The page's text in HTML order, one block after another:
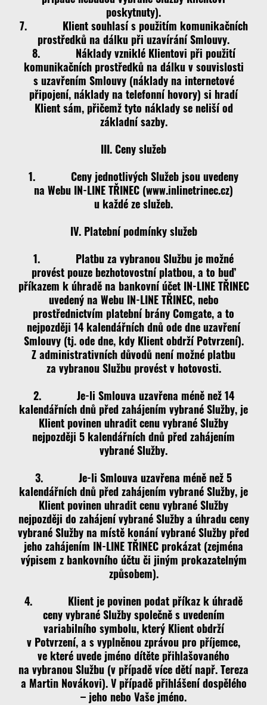
poskytnuty).
7. Klient souhlasí s použitím komunikačních
prostředků na dálku při uzavírání Smlouvy.
8. Náklady vzniklé Klientovi při použití
komunikačních prostředků na dálku v souvislosti
s uzavřením Smlouvy (náklady na internetové
připojení, náklady na telefonní hovory) si hradí
Klient sám, přičemž tyto náklady se neliší od
základní sazby.
III. Ceny služeb
1. Ceny jednotlivých Služeb jsou uvedeny
na Webu IN-LINE TŘINEC (www.inlinetrinec.cz)
u každé ze služeb.
IV. Platební podmínky služeb
1. Platbu za vybranou Službu je možné
provést pouze bezhotovostní platbou, a to buď
příkazem k úhradě na bankovní účet IN-LINE TŘINEC
uvedený na Webu IN-LINE TŘINEC, nebo
prostřednictvím platební brány Comgate, a to
nejpozději 14 kalendářních dnů ode dne uzavření
Smlouvy (tj. ode dne, kdy Klient obdrží Potvrzení).
Z administrativních důvodů není možné platbu
za vybranou Službu provést v hotovosti.
2. Je-li Smlouva uzavřena méně než 14
kalendářních dnů před zahájením vybrané Služby, je
Klient povinen uhradit cenu vybrané Služby
nejpozději 5 kalendářních dnů před zahájením
vybrané Služby.
3. Je-li Smlouva uzavřena méně než 5
kalendářních dnů před zahájením vybrané Služby, je
Klient povinen uhradit cenu vybrané Služby
nejpozději do zahájení vybrané Služby a úhradu ceny
vybrané Služby na místě konání vybrané Služby před
jeho zahájením IN-LINE TŘINEC prokázat (zejména
výpisem z bankovního účtu či jiným prokazatelným
způsobem).
4. Klient je povinen podat příkaz k úhradě
ceny vybrané Služby společně s uvedením
variabilního symbolu, který Klient obdrží
v Potvrzení, a s vyplněnou zprávou pro příjemce,
ve které uvede jméno dítěte přihlašovaného
na vybranou Službu (v případě více dětí např. Tereza
a Martin Novákovi). V případě přihlášení dospělého
– jeho nebo Vaše jméno.